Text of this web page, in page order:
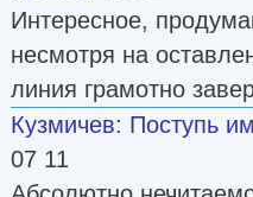
Интересное,
несмотря на
линия грамотно
Кузмичев: Поступь
07 11